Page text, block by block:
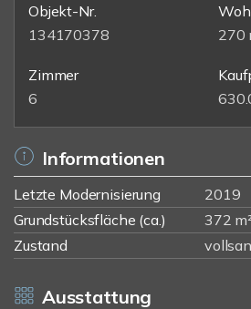
Objekt-Nr.
134170378
270
Zimmer
6
Informationen
Letzte Modernisierung
2019
Grundstücksfläche (ca.)
372
Zustand
Ausstattung